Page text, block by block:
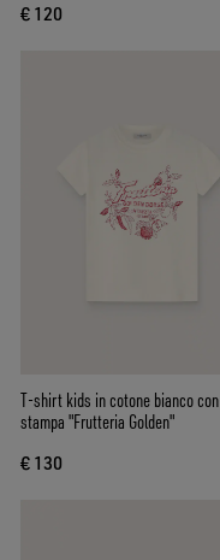
€ 120
T-shirt kids in cotone bianco con
stampa "Frutteria Golden"
€ 130